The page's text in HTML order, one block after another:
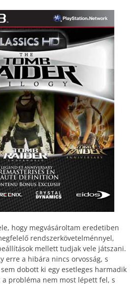
hogy megvásároltam eredetiben
rendszerkövetelménnyel,
mellett tudjak vele játszani.
erre a hibára nincs orvosság, s
dobott ki egy esetleges harmadik
a probléma nem most lépett fel, s